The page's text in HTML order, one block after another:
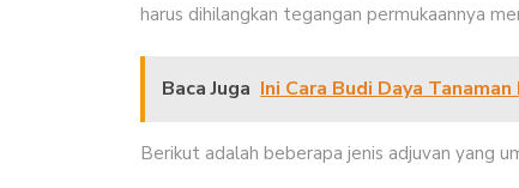
harus dihilangkan tegangan permukaannya
Baca Juga Ini Cara Budi Daya
Berikut adalah beberapa jenis adjuvan yang